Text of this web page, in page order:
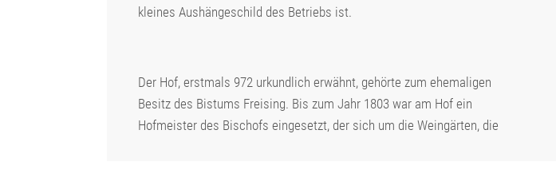
kleines Aushängeschild des Betriebs ist.​
Der Hof, erstmals 972 urkundlich erwähnt, gehörte zum ehemaligen
Besitz des Bistums Freising. Bis zum Jahr 1803 war am Hof ein
Hofmeister des Bischofs eingesetzt, der sich um die Weingärten, die